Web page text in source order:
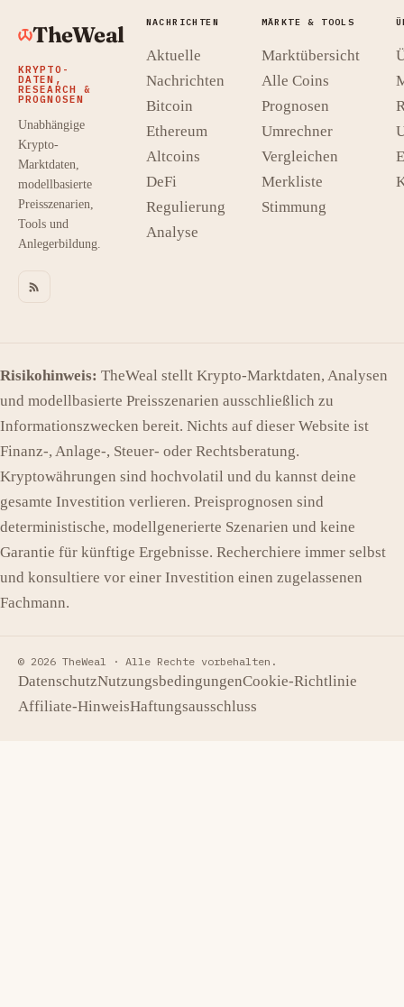
TheWeal
KRYPTO-
DATEN,
RESEARCH &
PROGNOSEN
Unabhängige
Krypto-
Marktdaten,
modellbasierte
Preisszenarien,
Tools und
Anlegerbildung.
NACHRICHTEN
Aktuelle
Nachrichten
Bitcoin
Ethereum
Altcoins
DeFi
Regulierung
Analyse
MÄRKTE & TOOLS
Marktübersicht
Alle Coins
Prognosen
Umrechner
Vergleichen
Merkliste
Stimmung
Risikohinweis: TheWeal stellt Krypto-Marktdaten, Analysen
und modellbasierte Preisszenarien ausschließlich zu
Informationszwecken bereit. Nichts auf dieser Website ist
Finanz-, Anlage-, Steuer- oder Rechtsberatung.
Kryptowährungen sind hochvolatil und du kannst deine
gesamte Investition verlieren. Preisprognosen sind
deterministische, modellgenerierte Szenarien und keine
Garantie für künftige Ergebnisse. Recherchiere immer selbst
und konsultiere vor einer Investition einen zugelassenen
Fachmann.
© 2026 TheWeal · Alle Rechte vorbehalten.
DatenschutzNutzungsbedingungenCookie-Richtlinie
Affiliate-HinweisHaftungsausschluss